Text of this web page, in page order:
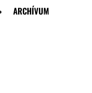
ARCHÍVUM